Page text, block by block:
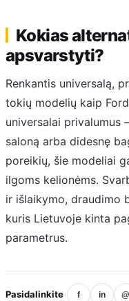
Kokias
apsvarstyti?
Renkantis universalą,
tokių modelių kaip
universalai privalumus
saloną arba didesnę
poreikių, šie modeliai
ilgoms kelionėms.
ir išlaikymo, draudimo
kuris Lietuvoje kinta
parametrus.
Pasidalinkite f in @